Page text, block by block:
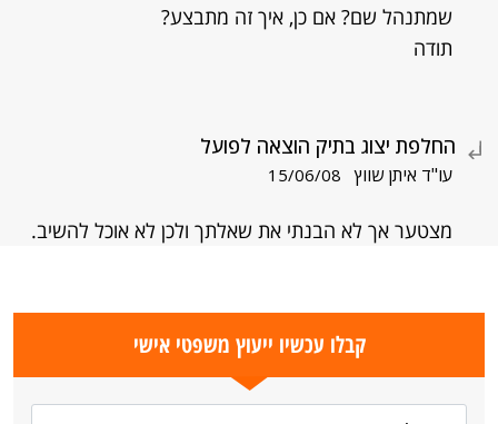
שמתנהל שם? אם כן, איך זה מתבצע?
תודה
החלפת יצוג בתיק הוצאה לפועל
עו"ד איתן שווץ 15/06/08
מצטער אך לא הבנתי את שאלתך ולכן לא אוכל להשיב.
קבלו עכשיו ייעוץ משפטי אישי